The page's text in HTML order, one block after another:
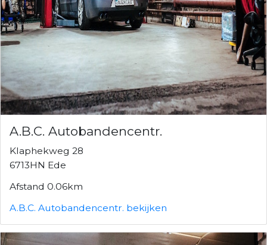
A.B.C. Autobandencentr.
Klaphekweg 28
6713HN Ede
Afstand 0.06km
A.B.C. Autobandencentr. bekijken